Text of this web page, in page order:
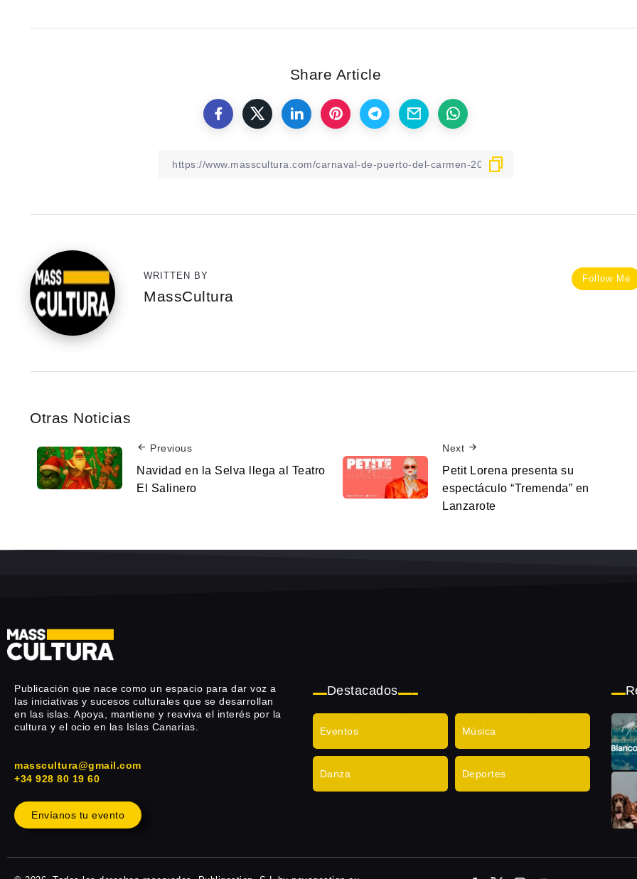
Share Article
Follow Me
WRITTEN BY
MassCultura
Otras Noticias
Previous
Navidad en la Selva llega al Teatro
El Salinero
Next
Petit Lorena presenta su
espectáculo “Tremenda” en
Lanzarote
Publicación que nace como un espacio para dar voz a
las iniciativas y sucesos culturales que se desarrollan
en las islas. Apoya, mantiene y reaviva el interés por la
cultura y el ocio en las Islas Canarias.
masscultura@gmail.com
+34 928 80 19 60
Envíanos tu evento
Destacados
Eventos Música
Danza Deportes